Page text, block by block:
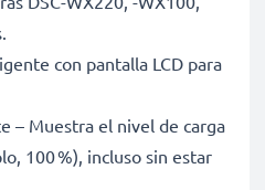
con pantalla LCD para
– Muestra el nivel de carga
100 %), incluso sin estar